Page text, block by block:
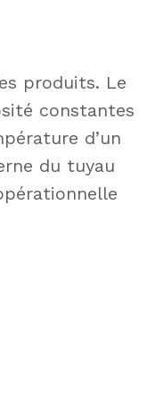
produits. Le
constantes
d’un
du tuyau